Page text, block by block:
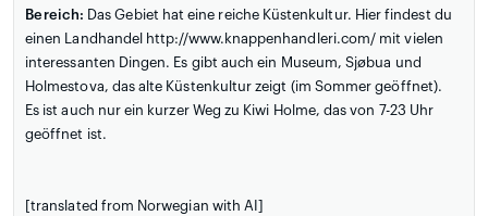
Bereich: Das Gebiet hat eine reiche Küstenkultur. Hier findest du
einen Landhandel http://www.knappenhandleri.com/ mit vielen
interessanten Dingen. Es gibt auch ein Museum, Sjøbua und
Holmestova, das alte Küstenkultur zeigt (im Sommer geöffnet).
Es ist auch nur ein kurzer Weg zu Kiwi Holme, das von 7-23 Uhr
geöffnet ist.
[translated from Norwegian with AI]